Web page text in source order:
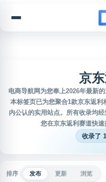
京
电商导航网为您奉上2026年最新
本标签页已为您聚合1款京东返
内公认的实用站点。所有收录均
您在京东返利赛道快速
收录了
排序 发布 更新 浏览